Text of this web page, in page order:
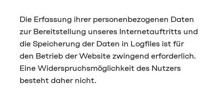
Die Erfassung ihrer personenbezogenen Daten
zur Bereitstellung unseres Internetauftritts und
die Speicherung der Daten in Logfiles ist für
den Betrieb der Website zwingend erforderlich.
Eine Widerspruchsmöglichkeit des Nutzers
besteht daher nicht.